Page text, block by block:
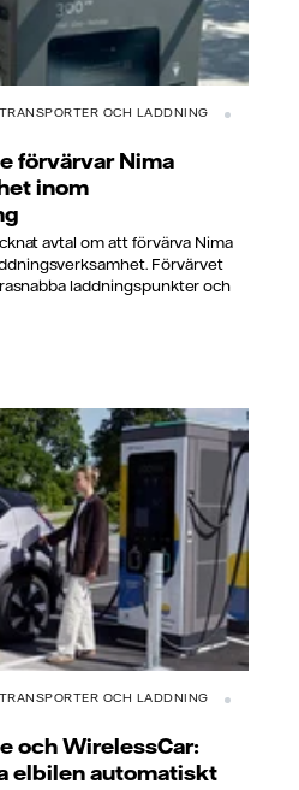
OCH LADDNING
förvärvar Nima
inom
avtal om att förvärva Nima
Förvärvet
laddningspunkter och
OCH LADDNING
och WirelessCar:
elbilen automatiskt